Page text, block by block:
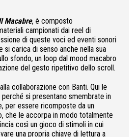
Macabre, è composto
campionati dai reel di
di queste voci ed eventi sonori
si carica di senso anche nella sua
sfondo, un loop dal mood macabro
del gesto ripetitivo dello scroll.
collaborazione con Banti. Qui le
si presentano smembrate in
per essere ricomposte da un
che le accorpa in modo totalmente
così un gioco di stimoli in cui
una propria chiave di lettura a